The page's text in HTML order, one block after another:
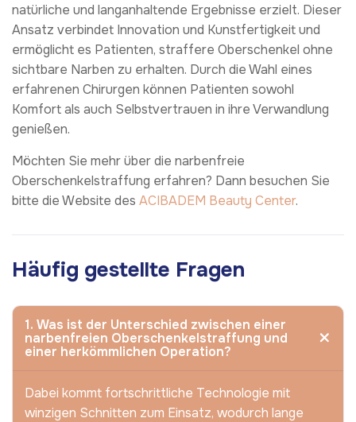
natürliche und langanhaltende Ergebnisse erzielt. Dieser
Ansatz verbindet Innovation und Kunstfertigkeit und
ermöglicht es Patienten, straffere Oberschenkel ohne
sichtbare Narben zu erhalten. Durch die Wahl eines
erfahrenen Chirurgen können Patienten sowohl
Komfort als auch Selbstvertrauen in ihre Verwandlung
genießen.
Möchten Sie mehr über die narbenfreie
Oberschenkelstraffung erfahren? Dann besuchen Sie
bitte die Website des ACIBADEM Beauty Center.
Häufig gestellte Fragen
1. Was ist der Unterschied zwischen einer
narbenfreien Oberschenkelstraffung und
einer herkömmlichen Operation?
Dabei kommt fortschrittliche Technologie mit
winzigen Schnitten zum Einsatz, wodurch lange